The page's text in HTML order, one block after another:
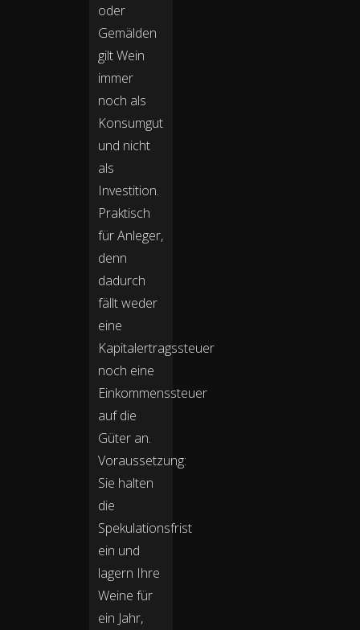
oder
Gemälden
gilt Wein
immer
noch als
Konsumgut
und nicht
als
Investition.
Praktisch
für Anleger,
denn
dadurch
fällt weder
eine
Kapitalertragssteuer
noch eine
Einkommenssteuer
auf die
Güter an.
Voraussetzung:
Sie halten
die
Spekulationsfrist
ein und
lagern Ihre
Weine für
ein Jahr,